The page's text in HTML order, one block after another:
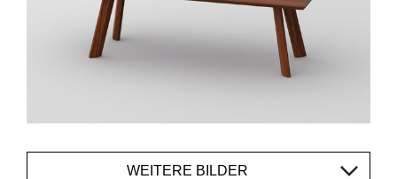
WEITERE BILDER